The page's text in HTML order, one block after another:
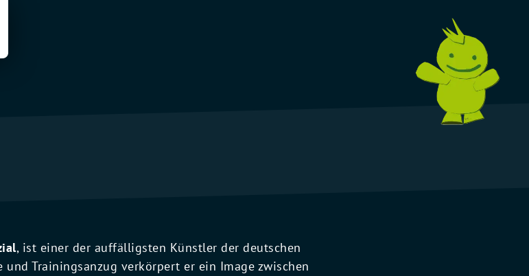
, ist einer der auffälligsten Künstler der deutschen
Trainingsanzug verkörpert er ein Image zwischen